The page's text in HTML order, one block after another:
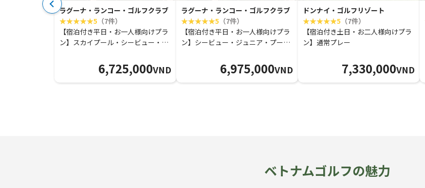
ラグーナ・ランコー・ゴルフクラブ
5 （7件）
【宿泊付き平日・お一人様向けプラ
ン】スカイプール・シービュー・2
6,725,000VND
ラグーナ・ランコー・ゴルフクラブ
5 （7件）
【宿泊付き平日・お一人様向けプラ
ン】シービュー・ジュニア・プー
6,975,000VND
ドンナイ・ゴルフリゾート
5 （7件）
【宿泊付き土日・お二人様向けプラ
ン】通常プレー
7,330,000VND
ベトナムゴルフの魅力